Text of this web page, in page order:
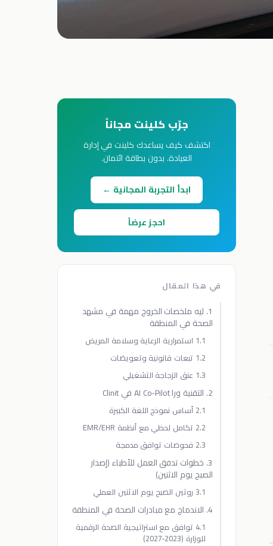
جرّب كلينت مجاناً
اكتشف كيف يساعدك كلينت في إدارة
العيادة. بدون بطاقة ائتمان.
ابدأ التجربة المجانية ←
احجز عرضاً
في هذا المقال
1. ليه ملخصات الخروج مهمة في مشهد
الصحة في المنطقة
1.1 استمرارية الرعاية وسلامة المريض
1.2 تبعات قانونية وتعويضات
1.3 عنق الزجاجة التشغيلي
2. التقنية ورا AI Co‑Pilot في Clinit
2.1 أساس نموذج اللغة الكبيرة
2.2 تكامل لحظي مع أنظمة EMR/EHR
2.3 فحوصات توافق مدمجة
3. خطوات تدفق العمل للأطباء (إصدار
الصبح يوم الاثنين)
3.1 روتين الصبح يوم الاثنين العملي
4. الاندماج مع مبادرات الصحة في المنطقة
4.1 توافق مع استراتيجية الصحة الرقمية
للوزارة (2023‑2027)